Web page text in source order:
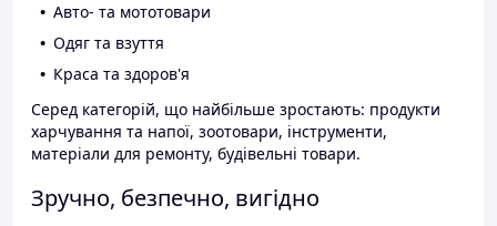
Авто- та мототовари
Одяг та взуття
Краса та здоров'я
Серед категорій, що найбільше зростають: продукти
харчування та напої, зоотовари, інструменти,
матеріали для ремонту, будівельні товари.
Зручно, безпечно, вигідно